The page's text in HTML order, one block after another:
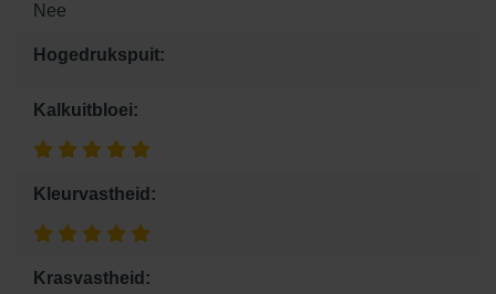
Nee
Hogedrukspuit:
Kalkuitbloei:
Kleurvastheid:
Krasvastheid: